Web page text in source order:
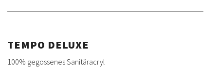
TEMPO DELUXE
100% gegossenes Sanitäracryl